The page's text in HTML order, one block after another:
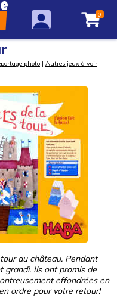
0
photo | Autres jeux à voir |
au château. Pendant
grandi. Ils ont promis de
effondrées en
ordre pour votre retour!